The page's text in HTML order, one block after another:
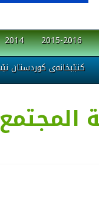
2014 2015-2016
کتێبخانەی کوردستان